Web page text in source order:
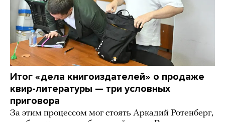
Итог «дела книгоиздателей» о продаже
квир-литературы — три условных
приговора
За этим процессом мог стоять Аркадий Ротенберг,